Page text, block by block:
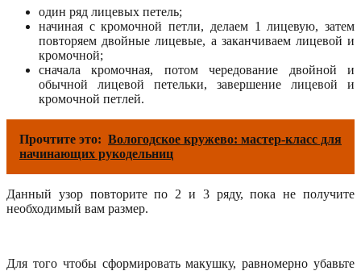
один ряд лицевых петель;
начиная с кромочной петли, делаем 1 лицевую, затем
повторяем двойные лицевые, а заканчиваем лицевой и
кромочной;
сначала кромочная, потом чередование двойной и
обычной лицевой петельки, завершение лицевой и
кромочной петлей.
Прочтите это: Вологодское кружево: мастер-класс для
начинающих рукодельниц
Данный узор повторите по 2 и 3 ряду, пока не получите
необходимый вам размер.
Для того чтобы сформировать макушку, равномерно убавьте